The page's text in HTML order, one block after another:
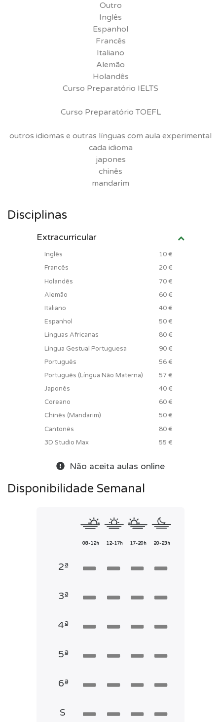
Outro
Inglês
Espanhol
Francês
Italiano
Alemão
Holandês
Curso Preparatório IELTS
Curso Preparatório TOEFL
outros idiomas e outras línguas com aula experimental
cada idioma
japones
chinês
mandarim
Disciplinas
Extracurricular
Inglês
10 €
Francês
20 €
Holandês
70 €
Alemão
60 €
Italiano
40 €
Espanhol
50 €
Línguas Africanas
80 €
Língua Gestual Portuguesa
90 €
Português
56 €
Português (Língua Não Materna)
57 €
Japonês
40 €
Coreano
60 €
Chinês (Mandarim)
50 €
Cantonês
80 €
3D Studio Max
55 €
Não aceita aulas online
Disponibilidade Semanal
08-12h 12-17h 17-20h 20-23h
2ª
3ª
4ª
5ª
6ª
S